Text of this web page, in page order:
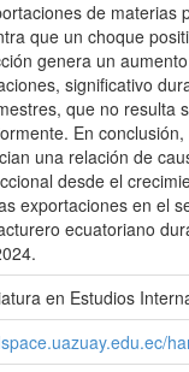
de materias
que un choque
genera un
significativo
que no resulta
En
una relación de
desde el
exportaciones en el
ecuatoriano
en Estudios